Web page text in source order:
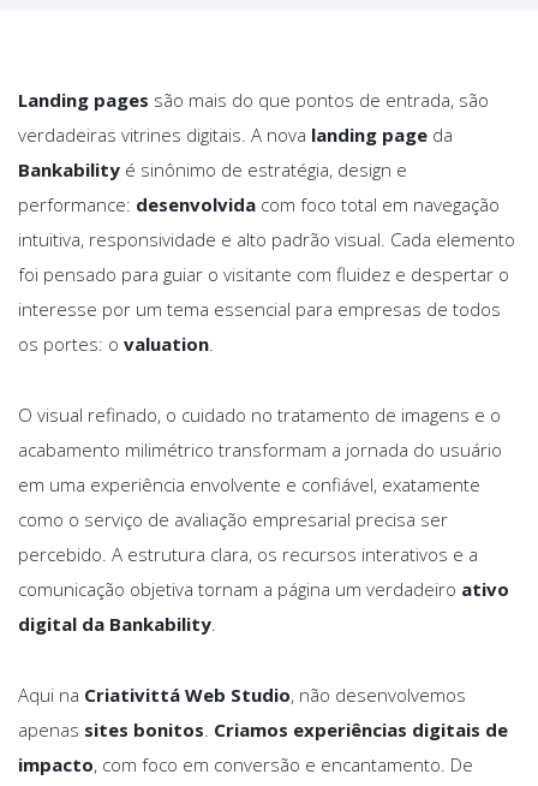
Landing pages são mais do que pontos de entrada, são
verdadeiras vitrines digitais. A nova landing page da
Bankability é sinônimo de estratégia, design e
performance: desenvolvida com foco total em navegação
intuitiva, responsividade e alto padrão visual. Cada elemento
foi pensado para guiar o visitante com fluidez e despertar o
interesse por um tema essencial para empresas de todos
os portes: o valuation.
O visual refinado, o cuidado no tratamento de imagens e o
acabamento milimétrico transformam a jornada do usuário
em uma experiência envolvente e confiável, exatamente
como o serviço de avaliação empresarial precisa ser
percebido. A estrutura clara, os recursos interativos e a
comunicação objetiva tornam a página um verdadeiro ativo
digital da Bankability.
Aqui na Criativittá Web Studio, não desenvolvemos
apenas sites bonitos. Criamos experiências digitais de
impacto, com foco em conversão e encantamento. De